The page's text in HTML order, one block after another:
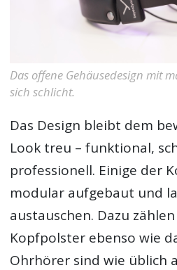
Das offene Gehäusedesign mit
sich schlicht.
Das Design bleibt dem
Look treu – funktional,
professionell. Einige der
modular aufgebaut und
austauschen. Dazu
Kopfpolster ebenso wie
Ohrhörer sind wie üblich